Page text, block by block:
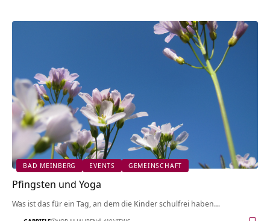
BAD MEINBERG EVENTS GEMEINSCHAFT
Pfingsten und Yoga
Was ist das für ein Tag, an dem die Kinder schulfrei haben…